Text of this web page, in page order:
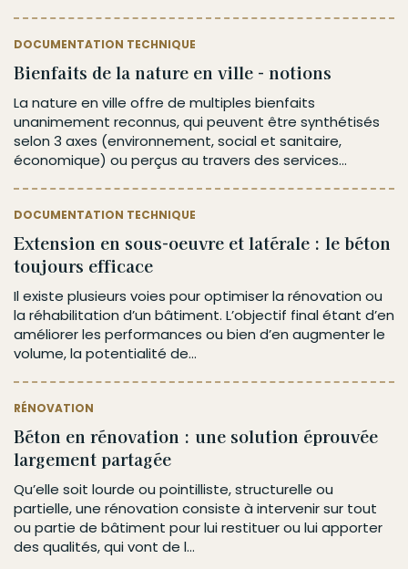
DOCUMENTATION TECHNIQUE
Bienfaits de la nature en ville - notions
La nature en ville offre de multiples bienfaits
unanimement reconnus, qui peuvent être synthétisés
selon 3 axes (environnement, social et sanitaire,
économique) ou perçus au travers des services...
DOCUMENTATION TECHNIQUE
Extension en sous-oeuvre et latérale : le béton
toujours efficace
Il existe plusieurs voies pour optimiser la rénovation ou
la réhabilitation d’un bâtiment. L’objectif final étant d’en
améliorer les performances ou bien d’en augmenter le
volume, la potentialité de...
RÉNOVATION
Béton en rénovation : une solution éprouvée
largement partagée
Qu’elle soit lourde ou pointilliste, structurelle ou
partielle, une rénovation consiste à intervenir sur tout
ou partie de bâtiment pour lui restituer ou lui apporter
des qualités, qui vont de l...